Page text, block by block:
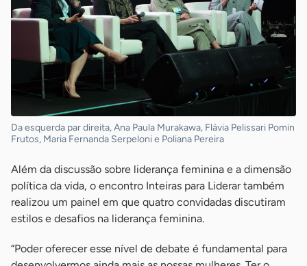
Da esquerda par direita, Ana Paula Murakawa, Flávia Pelissari Pomin
Frutos, Maria Fernanda Serpeloni e Poliana Pereira
Além da discussão sobre liderança feminina e a dimensão
política da vida, o encontro Inteiras para Liderar também
realizou um painel em que quatro convidadas discutiram
estilos e desafios na liderança feminina.
“Poder oferecer esse nível de debate é fundamental para